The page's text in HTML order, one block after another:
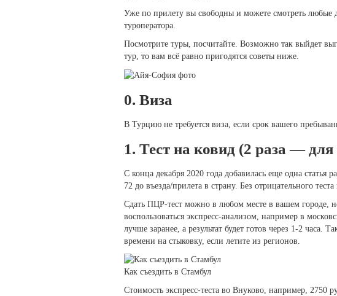
Уже по прилету вы свободны и можете смотреть любые
туроператора.
Посмотрите туры, посчитайте. Возможно так выйдет
тур, то вам всё равно пригодятся советы ниже.
0. Виза
В Турцию не требуется виза, если срок вашего
1. Тест на ковид (2 раза —
С конца декабря 2020 года добавилась еще одна
72 до въезда/прилета в страну. Без отрицательного
Сдать ПЦР-тест можно в любом месте в вашем городе,
воспользоваться экспресс-анализом, например в
лучше заранее, а результат будет готов через 1-2 часа.
времени на стыковку, если летите из регионов.
Как съездить в Стамбул
Стоимость экспресс-теста во Внуково, например,